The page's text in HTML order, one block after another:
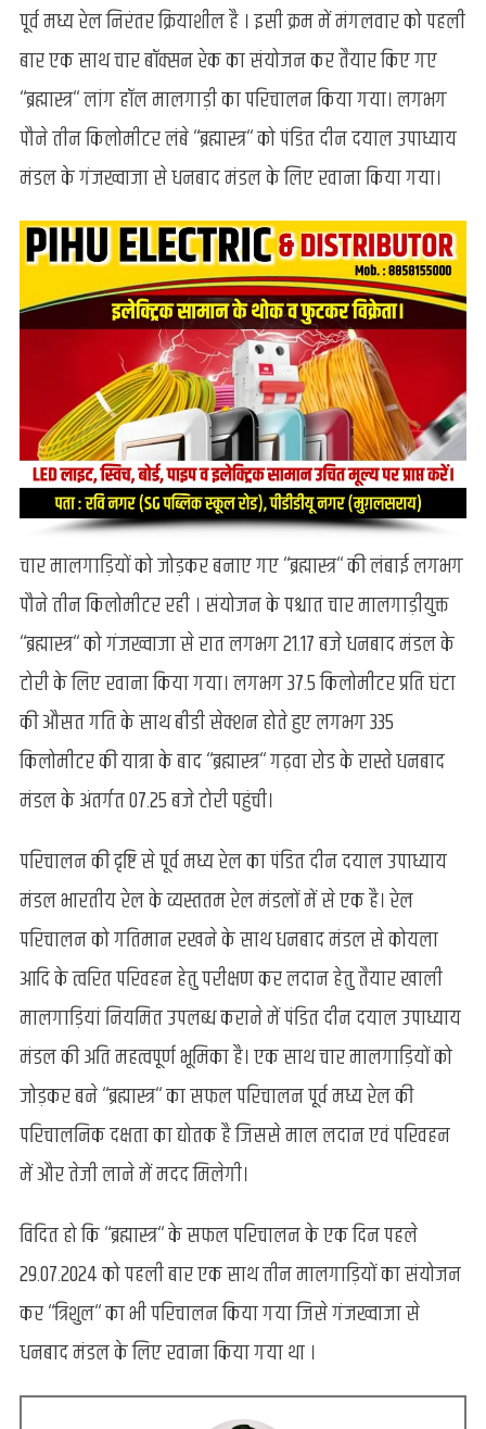
के
बाद
‘‘ब्रह्मास्त्र‘‘,
जाने
है
पूर्व मध्य रेल निरंतर क्रियाशील है । इसी क्रम में मंगलवार को पहली
बार एक साथ चार बॉक्सन रेक का संयोजन कर तैयार किए गए
‘‘ब्रह्मास्त्र‘‘ लांग हॉल मालगाड़ी का परिचालन किया गया। लगभग
पौने तीन किलोमीटर लंबे ‘‘ब्रह्मास्त्र‘‘ को पंडित दीन दयाल उपाध्याय
मंडल के गंजख्वाजा से धनबाद मंडल के लिए रवाना किया गया।
चार मालगाड़ियों को जोड़कर बनाए गए ‘‘ब्रह्मास्त्र‘‘ की लंबाई लगभग
पौने तीन किलोमीटर रही । संयोजन के पश्चात चार मालगाड़ीयुक्त
‘‘ब्रह्मास्त्र‘‘ को गंजख्वाजा से रात लगभग 21.17 बजे धनबाद मंडल के
टोरी के लिए रवाना किया गया। लगभग 37.5 किलोमीटर प्रति घंटा
की औसत गति के साथ बीडी सेक्शन होते हुए लगभग 335
किलोमीटर की यात्रा के बाद ‘‘ब्रह्मास्त्र‘‘ गढ़वा रोड के रास्ते धनबाद
मंडल के अंतर्गत 07.25 बजे टोरी पहुंची।
परिचालन की दृष्टि से पूर्व मध्य रेल का पंडित दीन दयाल उपाध्याय
मंडल भारतीय रेल के व्यस्ततम रेल मंडलों में से एक है। रेल
परिचालन को गतिमान रखने के साथ धनबाद मंडल से कोयला
आदि के त्वरित परिवहन हेतु परीक्षण कर लदान हेतु तैयार खाली
मालगाड़ियां नियमित उपलब्ध कराने में पंडित दीन दयाल उपाध्याय
मंडल की अति महत्वपूर्ण भूमिका है। एक साथ चार मालगाड़ियों को
जोड़कर बने ‘‘ब्रह्मास्त्र‘‘ का सफल परिचालन पूर्व मध्य रेल की
परिचालनिक दक्षता का द्योतक है जिससे माल लदान एवं परिवहन
में और तेजी लाने में मदद मिलेगी।
विदित हो कि ‘‘ब्रह्मास्त्र‘‘ के सफल परिचालन के एक दिन पहले
29.07.2024 को पहली बार एक साथ तीन मालगाड़ियों का संयोजन
कर ‘‘त्रिशुल‘‘ का भी परिचालन किया गया जिसे गंजख्वाजा से
धनबाद मंडल के लिए रवाना किया गया था ।